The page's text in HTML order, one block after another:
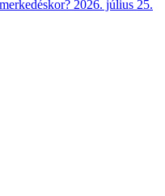
2026. július 25.